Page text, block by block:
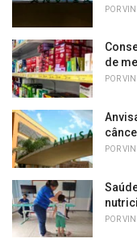
POR
de
POR
POR
POR